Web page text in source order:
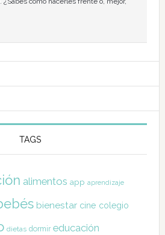
TAGS
alimentos app aprendizaje
bienestar cine colegio
dietas dormir educación